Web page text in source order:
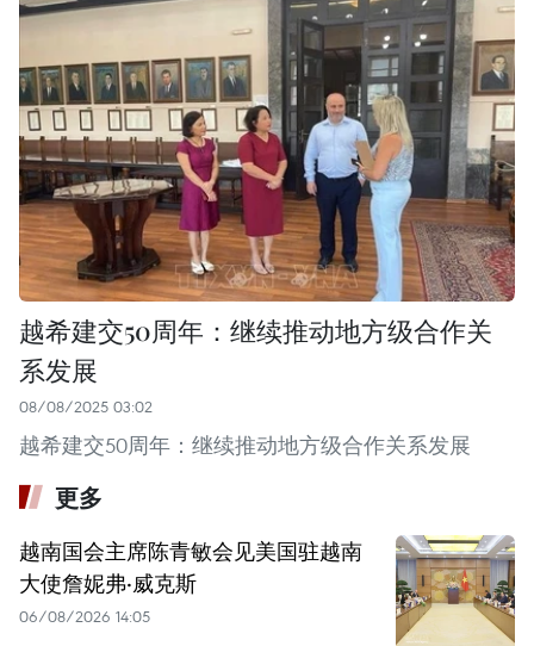
越希建交50周年：继续推动地方级合作关
系发展
08/08/2025 03:02
越希建交50周年：继续推动地方级合作关系发展
更多
越南国会主席陈青敏会见美国驻越南
大使詹妮弗·威克斯
06/08/2026 14:05